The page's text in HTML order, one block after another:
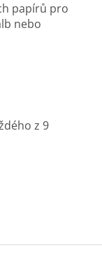
papírů pro
nebo
z 9